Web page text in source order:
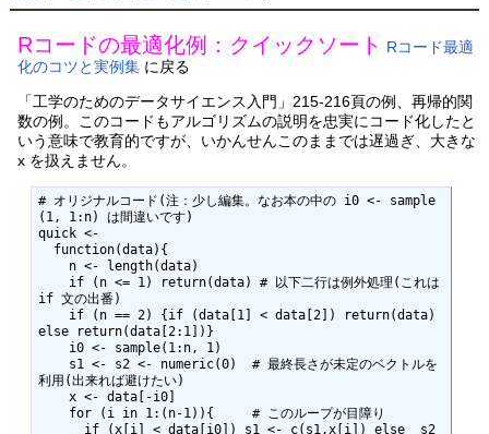
Rコードの最適化例：クイックソート
Rコード最適
化のコツと実例集 に戻る
「工学のためのデータサイエンス入門」215-216頁の例、再帰的関
数の例。このコードもアルゴリズムの説明を忠実にコード化したと
いう意味で教育的ですが、いかんせんこのままでは遅過ぎ、大きな
x を扱えません。
# オリジナルコード(注：少し編集。なお本の中の i0 <- sample
(1, 1:n) は間違いです)
quick <-
if 文の出番)
else return(data[2:1])}
利用(出来れば避けたい)